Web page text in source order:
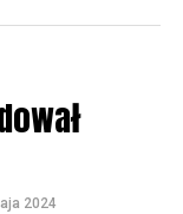
Parafia
2024